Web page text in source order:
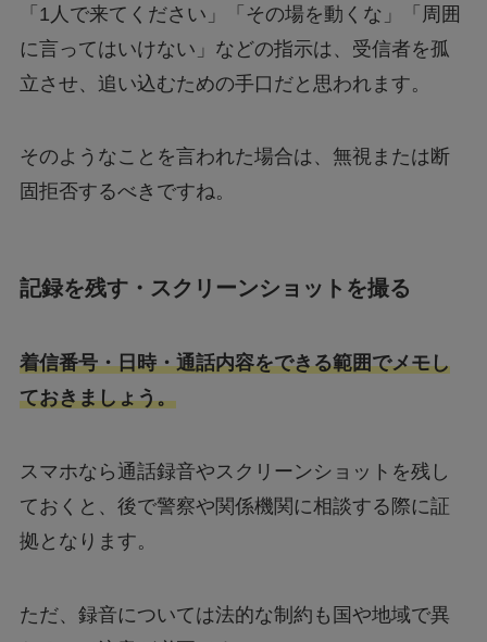
「1人で来てください」「その場を動くな」「周囲
に言ってはいけない」などの指示は、受信者を孤
立させ、追い込むための手口だと思われます。
そのようなことを言われた場合は、無視または断
固拒否するべきですね。
記録を残す・スクリーンショットを撮る
着信番号・日時・通話内容をできる範囲でメモし
ておきましょう。
スマホなら通話録音やスクリーンショットを残し
ておくと、後で警察や関係機関に相談する際に証
拠となります。
ただ、録音については法的な制約も国や地域で異